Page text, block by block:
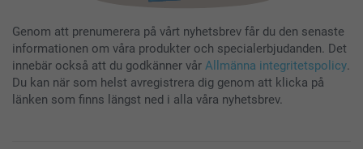
Genom att prenumerera på vårt nyhetsbrev får du den senaste
informationen om våra produkter och specialerbjudanden. Det
innebär också att du godkänner vår Allmänna integritetspolicy.
Du kan när som helst avregistrera dig genom att klicka på
länken som finns längst ned i alla våra nyhetsbrev.